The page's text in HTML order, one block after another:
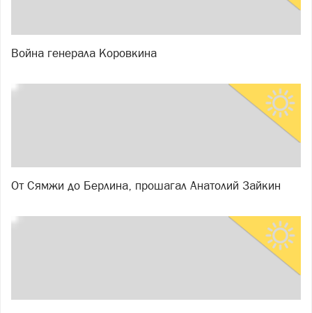
Война генерала Коровкина
От Сямжи до Берлина, прошагал Анатолий Зайкин